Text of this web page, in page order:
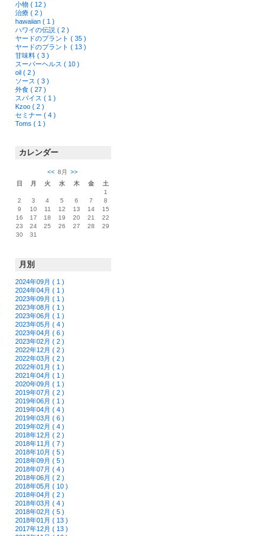
小物 ( 12 )
治療 ( 2 )
hawaiian ( 1 )
ハワイの伝説 ( 2 )
ヤードのプラント ( 35 )
ヤードのプラント ( 13 )
甘味料 ( 3 )
スーパーヘルス ( 10 )
oil ( 2 )
ソース ( 3 )
外食 ( 27 )
スパイス ( 1 )
Kzoo ( 2 )
セミナー ( 4 )
Toms ( 1 )
カレンダー
<< 8月
>>
日
月 火 水 木 金
土
1
2
3 4 5 6 7
8
9
10 11 12 13 14
15
16
17 18 19 20 21
22
23
24 25 26 27 28
29
30
31
月別
2024年09月 ( 1 )
2024年04月 ( 1 )
2023年09月 ( 1 )
2023年08月 ( 1 )
2023年06月 ( 1 )
2023年05月 ( 4 )
2023年04月 ( 6 )
2023年02月 ( 2 )
2022年12月 ( 2 )
2022年03月 ( 2 )
2022年01月 ( 1 )
2021年04月 ( 1 )
2020年09月 ( 1 )
2019年07月 ( 2 )
2019年06月 ( 1 )
2019年04月 ( 4 )
2019年03月 ( 6 )
2019年02月 ( 4 )
2018年12月 ( 2 )
2018年11月 ( 7 )
2018年10月 ( 5 )
2018年09月 ( 5 )
2018年07月 ( 4 )
2018年06月 ( 2 )
2018年05月 ( 10 )
2018年04月 ( 2 )
2018年03月 ( 4 )
2018年02月 ( 5 )
2018年01月 ( 13 )
2017年12月 ( 13 )